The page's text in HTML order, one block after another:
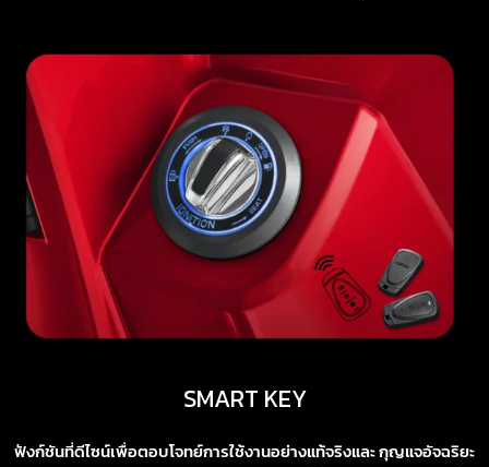
SMART KEY
ฟังก์ชันที่ดีไซน์เพื่อตอบโจทย์การใช้งานอย่างแท้จริงและ กุญแจอัจฉริยะ